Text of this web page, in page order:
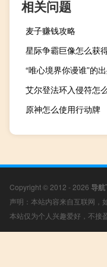
相关问题
麦子赚钱攻略
星际争霸巨像怎么获
“唯心境界你谩谁”的
艾尔登法环入侵符怎
原神怎么使用行动牌
Copyright © 2012 - 2026 导航
声明：本站内容来自互联网，
本站仅为个人兴趣爱好，不接